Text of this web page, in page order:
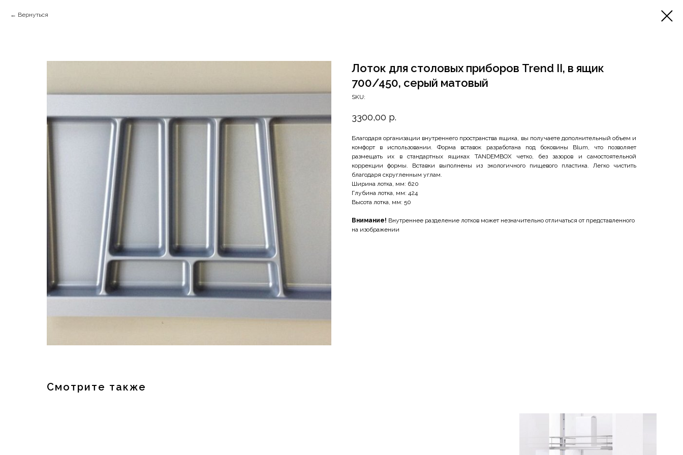
Вернуться
Лоток для столовых приборов Trend II, в ящик
700/450, серый матовый
SKU:
3300,00 р.
Благодаря организации внутреннего пространства ящика, вы получаете дополнительный объем и
комфорт в использовании. Форма вставок разработана под боковины Blum, что позволяет
размещать их в стандартных ящиках TANDEMBOX четко, без зазоров и самостоятельной
коррекции формы. Вставки выполнены из экологичного пищевого пластика. Легко чистить
благодаря скругленным углам.
Ширина лотка, мм: 620
Глубина лотка, мм: 424
Высота лотка, мм: 50
Внимание! Внутреннее разделение лотков может незначительно отличаться от представленного
на изображении
Смотрите также